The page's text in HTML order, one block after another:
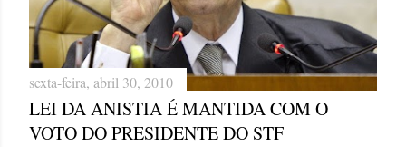
sexta-feira, abril 30, 2010
LEI DA ANISTIA É MANTIDA COM O
VOTO DO PRESIDENTE DO STF